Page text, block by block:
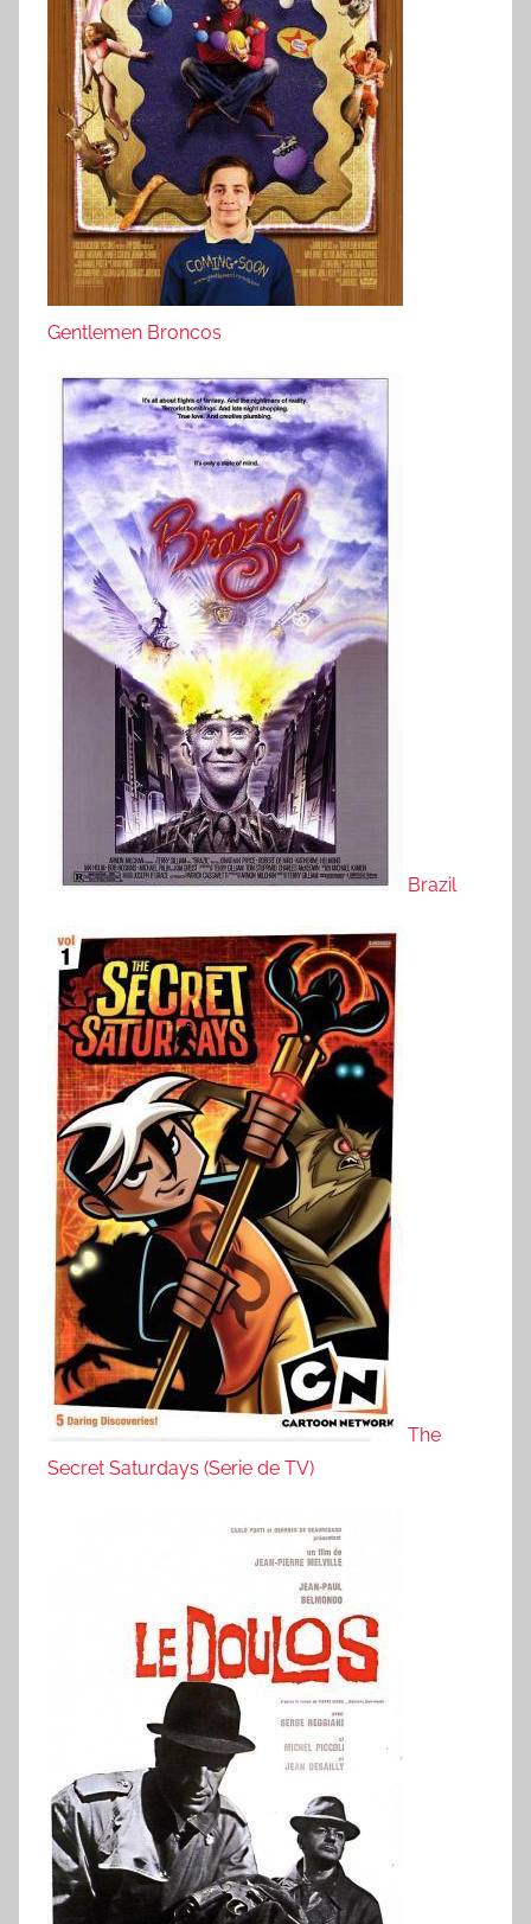
Gentlemen Broncos
Brazil
The
Secret Saturdays (Serie de TV)